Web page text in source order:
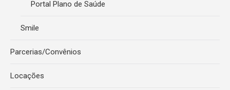
Portal Plano de Saúde
Smile
Parcerias/Convênios
Locações